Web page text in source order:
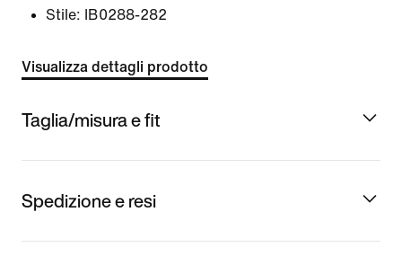
Stile:
IB0288-282
Visualizza dettagli prodotto
Taglia/misura e fit
Spedizione e resi